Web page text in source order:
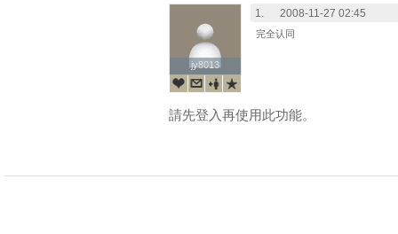
jy8013
jy8013
1. 2008-11-27 02:45
完全认同
請先登入再使用此功能。